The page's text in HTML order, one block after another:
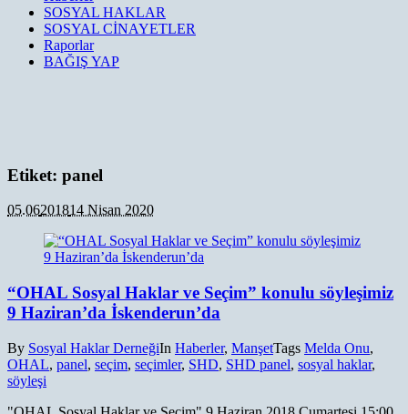
SOSYAL HAKLAR
SOSYAL CİNAYETLER
Raporlar
BAĞIŞ YAP
Etiket: panel
05.06201814 Nisan 2020
“OHAL Sosyal Haklar ve Seçim” konulu söyleşimiz
9 Haziran’da İskenderun’da
By Sosyal Haklar DerneğiIn Haberler, ManşetTags Melda Onu,
OHAL, panel, seçim, seçimler, SHD, SHD panel, sosyal haklar,
söyleşi